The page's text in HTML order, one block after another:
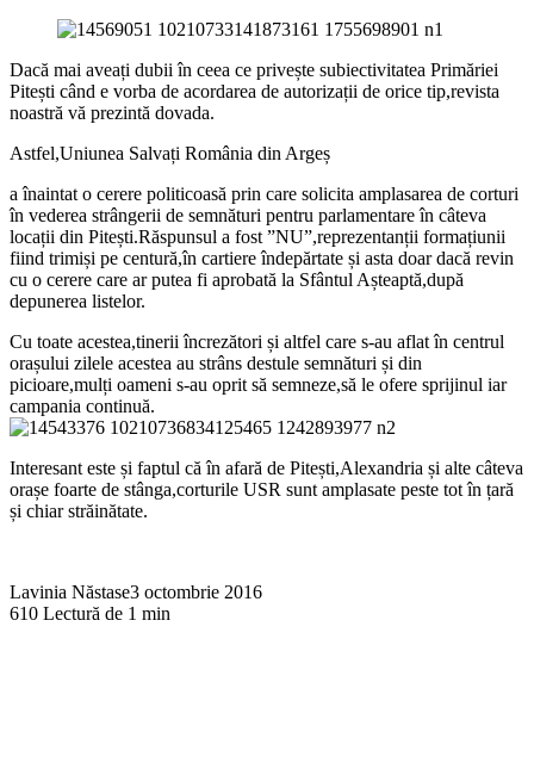
Dacă mai aveați dubii în ceea ce privește subiectivitatea Primăriei
Pitești când e vorba de acordarea de autorizații de orice tip,revista
noastră vă prezintă dovada.
Astfel,Uniunea Salvați România din Argeș
a înaintat o cerere politicoasă prin care solicita amplasarea de corturi
în vederea strângerii de semnături pentru parlamentare în câteva
locații din Pitești.Răspunsul a fost ”NU”,reprezentanții formațiunii
fiind trimiși pe centură,în cartiere îndepărtate și asta doar dacă revin
cu o cerere care ar putea fi aprobată la Sfântul Așteaptă,după
depunerea listelor.
Cu toate acestea,tinerii încrezători și altfel care s-au aflat în centrul
orașului zilele acestea au strâns destule semnături și din
picioare,mulți oameni s-au oprit să semneze,să le ofere sprijinul iar
campania continuă.
Interesant este și faptul că în afară de Pitești,Alexandria și alte câteva
orașe foarte de stânga,corturile USR sunt amplasate peste tot în țară
și chiar străinătate.
Lavinia Năstase3 octombrie 2016
610 Lectură de 1 min